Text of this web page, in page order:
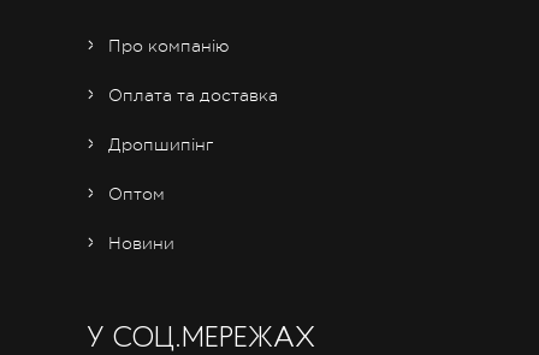
Про компанію
Оплата та доставка
Дропшипінг
Оптом
Новини
У СОЦ.МЕРЕЖАХ